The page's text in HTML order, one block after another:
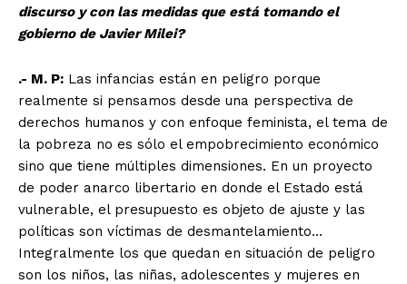
discurso y con las medidas que está tomando el
gobierno de Javier Milei?
.- M. P: Las infancias están en peligro porque
realmente si pensamos desde una perspectiva de
derechos humanos y con enfoque feminista, el tema de
la pobreza no es sólo el empobrecimiento económico
sino que tiene múltiples dimensiones. En un proyecto
de poder anarco libertario en donde el Estado está
vulnerable, el presupuesto es objeto de ajuste y las
políticas son víctimas de desmantelamiento…
Integralmente los que quedan en situación de peligro
son los niños, las niñas, adolescentes y mujeres en